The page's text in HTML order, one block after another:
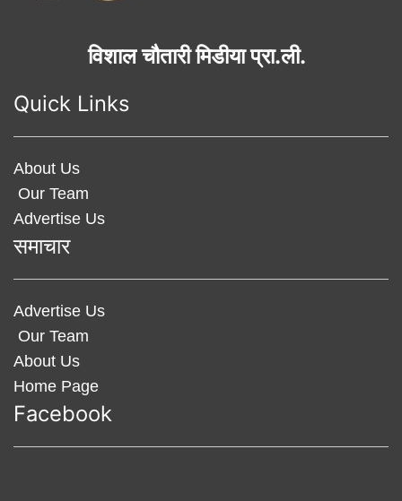
विशाल चौतारी मिडीया प्रा.ली.
Quick Links
About Us
Our Team
Advertise Us
समाचार
Advertise Us
Our Team
About Us
Home Page
Facebook